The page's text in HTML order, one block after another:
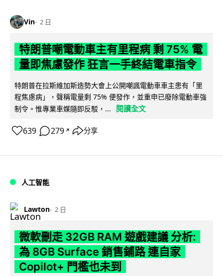
Vin 2 日
特朗普嘲電動車主有里程病 剩 75% 電
量即焦慮發作 狂言一手終結電車指令
特朗普在拉斯維加斯造勢大會上公開嘲諷電動車車主患有「里
程焦慮病」，聲稱電量剩 75% 便發作，並重申已廢除電動車強
制令。惟專業車媒隨即反駁，...
閱讀全文
639 279 ↗ 分享
人工智能
Lawton 2 日
微軟刪走 32GB RAM 遊戲建議 分析:
為 8GB Surface 銷售鋪路 連自家
Copilot+ 門檻也未到